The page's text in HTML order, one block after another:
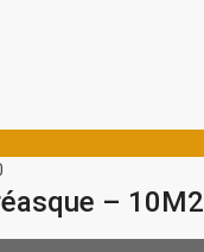
– 10M2